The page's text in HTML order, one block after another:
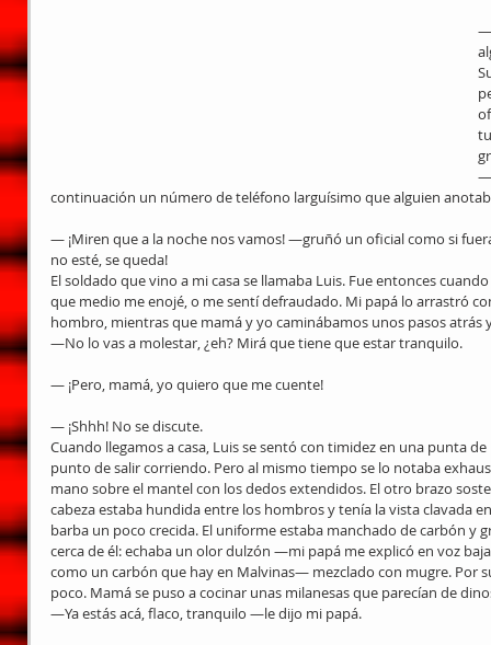
—
continuación un número de teléfono larguísimo que alguien
— ¡Miren que a la noche nos vamos! —gruñó un oficial como si
no esté, se queda!
El soldado que vino a mi casa se llamaba Luis. Fue entonces
que medio me enojé, o me sentí defraudado. Mi papá lo arrastró
hombro, mientras que mamá y yo caminábamos unos pasos atrás
—No lo vas a molestar, ¿eh? Mirá que tiene que estar tranquilo.
— ¡Pero, mamá, yo quiero que me cuente!
— ¡Shhh! No se discute.
Cuando llegamos a casa, Luis se sentó con timidez en una punta
punto de salir corriendo. Pero al mismo tiempo se lo notaba
mano sobre el mantel con los dedos extendidos. El otro brazo
cabeza estaba hundida entre los hombros y tenía la vista clavada
barba un poco crecida. El uniforme estaba manchado de carbón y
cerca de él: echaba un olor dulzón —mi papá me explicó en voz
como un carbón que hay en Malvinas— mezclado con mugre. Por
poco. Mamá se puso a cocinar unas milanesas que parecían de
—Ya estás acá, flaco, tranquilo —le dijo mi papá.